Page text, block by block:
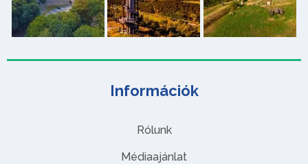
Információk
Rólunk
Médiaajánlat